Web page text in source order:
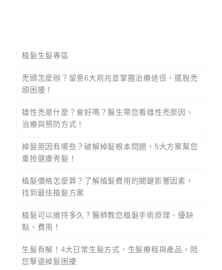
植髮生髮專區
禿頭怎麼辦？留意6大前兆並掌握治療途徑，擺脫禿
頭困擾！
雄性禿是什麼？會好嗎？醫生帶您看雄性禿原因、
治療與預防方式！
掉髮原因有哪些？破解掉髮根本問題，5大方案幫您
重拾健康秀髮！
植髮價格怎麼算？了解植髮費用的關鍵影響因素，
找到最佳植髮方案
植髮可以維持多久？醫師教您植髮手術原理、優缺
點、費用！
生髮有解！4大日常生髮方式、生髮療程與產品，陪
您擊退掉髮困擾